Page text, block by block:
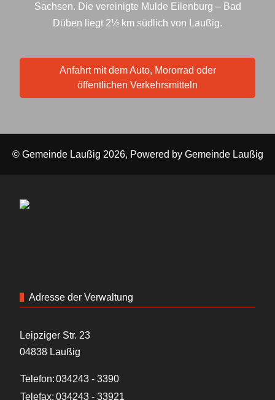
Sachsen. Die vereinigte Mulde Eilenburg – Bad
Düben liegt 2½ km südlich von Laußig.
Anfahrt mit dem Auto, Mororrad oder
öffentlichen Verkehrsmitteln
© Gemeinde Laußig 2026, Powered by Gemeinde Laußig
Adresse der Verwaltung
Leipziger Str. 23
04838 Laußig
Telefon:034243 - 3390
Telefax: 034243 - 33921